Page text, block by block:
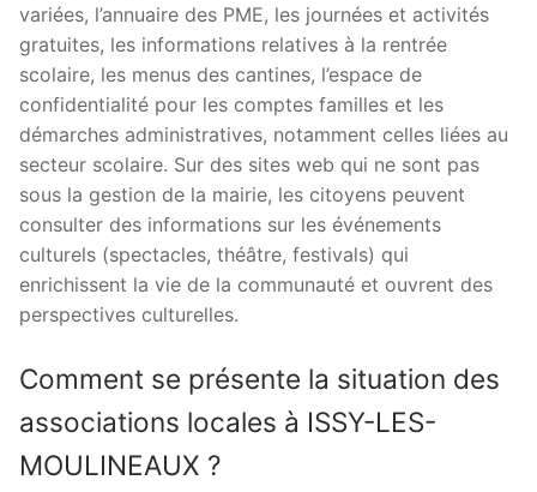
variées, l’annuaire des PME, les journées et activités
gratuites, les informations relatives à la rentrée
scolaire, les menus des cantines, l’espace de
confidentialité pour les comptes familles et les
démarches administratives, notamment celles liées au
secteur scolaire. Sur des sites web qui ne sont pas
sous la gestion de la mairie, les citoyens peuvent
consulter des informations sur les événements
culturels (spectacles, théâtre, festivals) qui
enrichissent la vie de la communauté et ouvrent des
perspectives culturelles.
Comment se présente la situation des
associations locales à ISSY-LES-
MOULINEAUX ?